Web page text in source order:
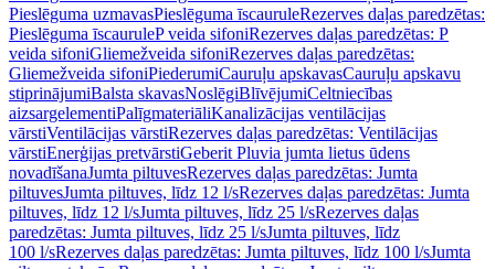
Pieslēguma uzmavasPieslēguma īscauruleRezerves daļas paredzētas:
Pieslēguma īscauruleP veida sifoniRezerves daļas paredzētas: P
veida sifoniGliemežveida sifoniRezerves daļas paredzētas:
Gliemežveida sifoniPiederumiCauruļu apskavasCauruļu apskavu
stiprinājumiBalsta skavasNoslēgiBlīvējumiCeltniecības
aizsargelementiPalīgmateriāliKanalizācijas ventilācijas
vārstiVentilācijas vārstiRezerves daļas paredzētas: Ventilācijas
vārstiEnerģijas pretvārstiGeberit Pluvia jumta lietus ūdens
novadīšanaJumta piltuvesRezerves daļas paredzētas: Jumta
piltuvesJumta piltuves, līdz 12 l/sRezerves daļas paredzētas: Jumta
piltuves, līdz 12 l/sJumta piltuves, līdz 25 l/sRezerves daļas
paredzētas: Jumta piltuves, līdz 25 l/sJumta piltuves, līdz
100 l/sRezerves daļas paredzētas: Jumta piltuves, līdz 100 l/sJumta